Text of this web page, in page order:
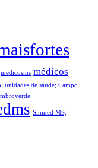
medicosms médicos
unidades de saúde; Campo
Sinmed MS;